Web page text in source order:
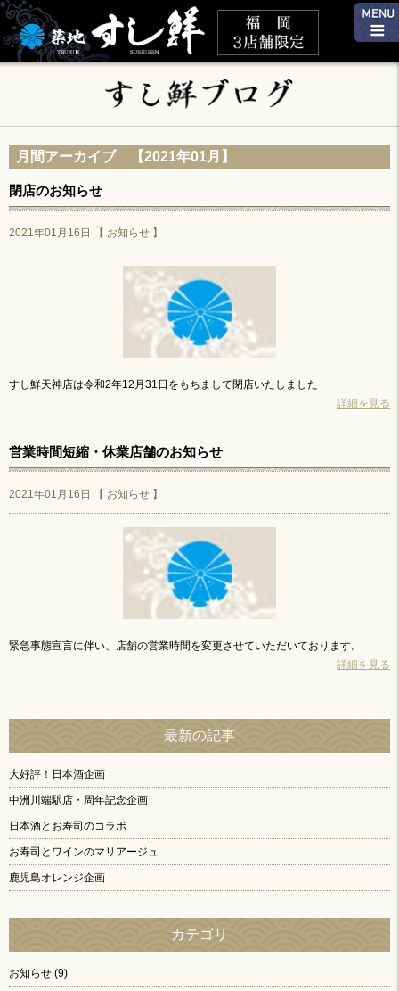
月間アーカイブ 【2021年01月】
閉店のお知らせ
2021年01月16日 【 お知らせ 】
すし鮮天神店は令和2年12月31日をもちまして閉店いたしました
詳細を見る
営業時間短縮・休業店舗のお知らせ
2021年01月16日 【 お知らせ 】
緊急事態宣言に伴い、店舗の営業時間を変更させていただいております。
詳細を見る
最新の記事
大好評！日本酒企画
中洲川端駅店・周年記念企画
日本酒とお寿司のコラボ
お寿司とワインのマリアージュ
鹿児島オレンジ企画
カテゴリ
お知らせ (9)